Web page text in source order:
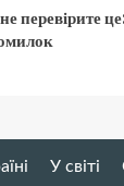
перевірите
У світі